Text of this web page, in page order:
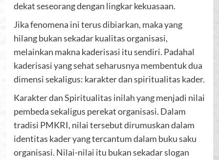
dekat seseorang dengan lingkar kekuasaan.
Jika fenomena ini terus dibiarkan, maka yang
hilang bukan sekadar kualitas organisasi,
melainkan makna kaderisasi itu sendiri. Padahal
kaderisasi yang sehat seharusnya membentuk dua
dimensi sekaligus: karakter dan spiritualitas kader.
Karakter dan Spiritualitas inilah yang menjadi nilai
pembeda sekaligus perekat organisasi. Dalam
tradisi PMKRI, nilai tersebut dirumuskan dalam
identitas kader yang tercantum dalam buku saku
organisasi. Nilai-nilai itu bukan sekadar slogan